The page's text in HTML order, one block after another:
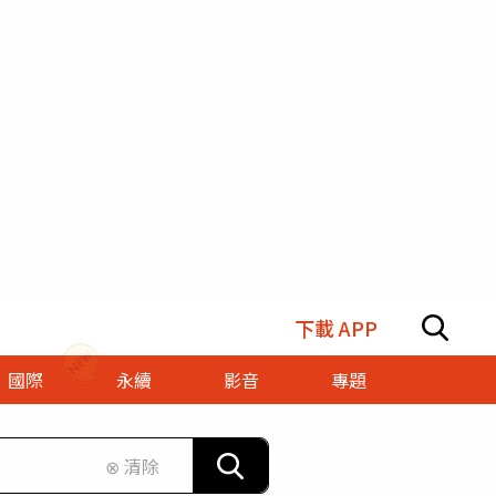
下載 APP
國際 永續 影音
專題
⊗ 清除